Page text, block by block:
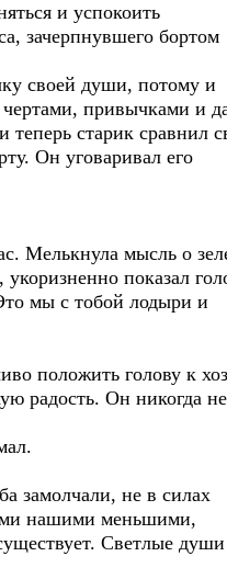
и успокоить
зачерпнувшего бортом
своей души, потому и
привычками и
теперь старик сравнил
Он уговаривал его
Мелькнула мысль о
показал
мы с тобой лодыри и
положить голову к
радость. Он никогда не
замолчали, не в силах
нашими меньшими,
Светлые души